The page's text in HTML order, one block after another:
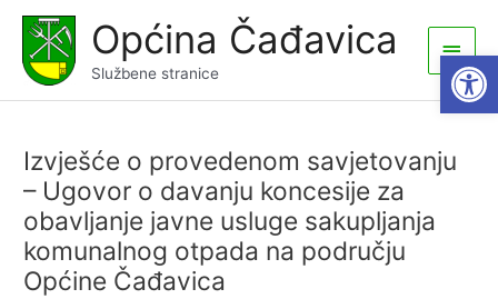
content
Općina Čađavica
Službene stranice
Main
Menu
Izvješće o provedenom savjetovanju
– Ugovor o davanju koncesije za
obavljanje javne usluge sakupljanja
komunalnog otpada na području
Općine Čađavica